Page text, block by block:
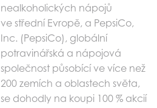
nealkoholických nápojů
ve střední Evropě, a PepsiCo,
Inc. (PepsiCo), globální
potravinářská a nápojová
společnost působící ve více než
200 zemích a oblastech světa,
se dohodly na koupi 100 % akcií